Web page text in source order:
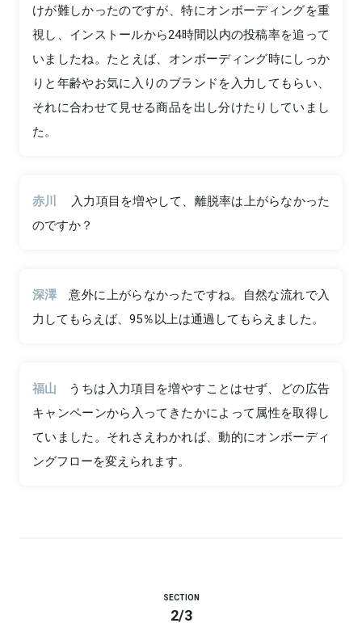
けが難しかったのですが、特にオンボーディングを重
視し、インストールから24時間以内の投稿率を追って
いましたね。たとえば、オンボーディング時にしっか
りと年齢やお気に入りのブランドを入力してもらい、
それに合わせて見せる商品を出し分けたりしていまし
た。
赤川
入力項目を増やして、離脱率は上がらなかった
のですか？
深澤
意外に上がらなかったですね。自然な流れで入
力してもらえば、95％以上は通過してもらえました。
福山
うちは入力項目を増やすことはせず、どの広告
キャンペーンから入ってきたかによって属性を取得し
ていました。それさえわかれば、動的にオンボーディ
ングフローを変えられます。
SECTION
2/3